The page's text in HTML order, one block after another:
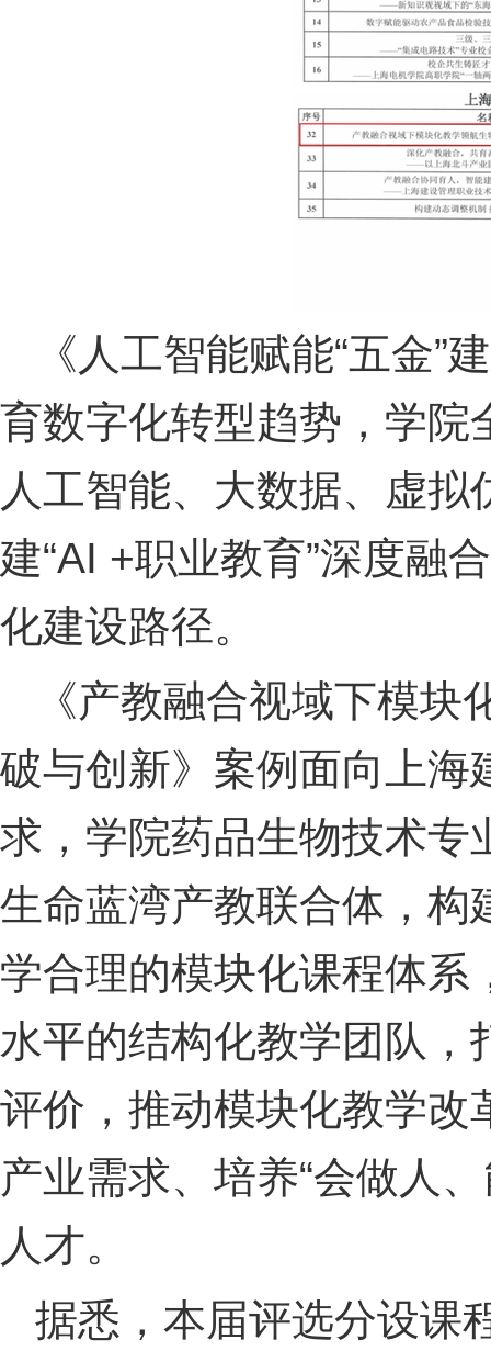
《人工智能赋能“五金
育数字化转型趋势，学院
人工智能、大数据、虚
建“AI +职业教育”深度融
化建设路径。
《产教融合视域下模
破与创新》案例面向上海
求，学院药品生物技术专
生命蓝湾产教联合体，构
学合理的模块化课程体
水平的结构化教学团队
评价，推动模块化教学改
产业需求、培养“会做人
人才。
据悉，本届评选分设课